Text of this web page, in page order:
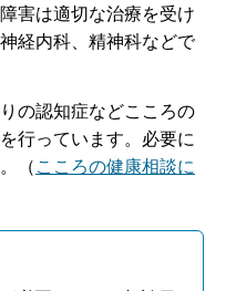
害は適切な治療を受け
経内科、精神科などで
の認知症などこころの
行っています。必要に
（ こころの健康相談に